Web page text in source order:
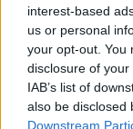
interest-based
us or personal
your opt-out. You
disclosure of
IAB’s list of
also be disclosed
Downstream